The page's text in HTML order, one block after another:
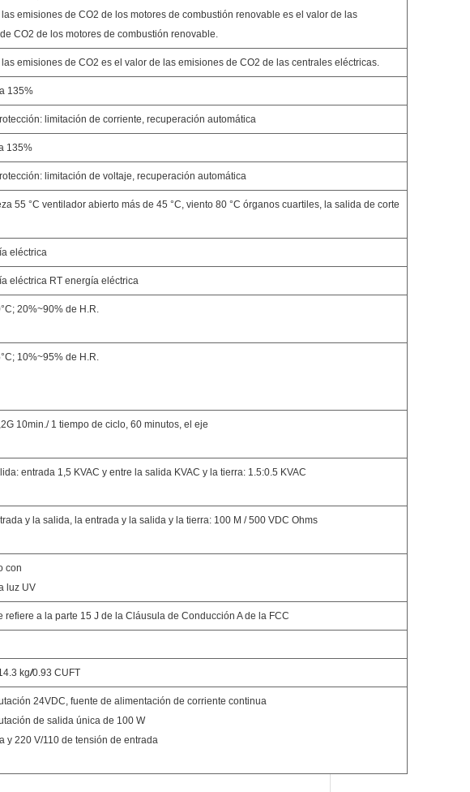
las emisiones de CO2 de los motores de combustión renovable es el valor de las
CO2 de los motores de combustión renovable.
las emisiones de CO2 es el valor de las emisiones de CO2 de las centrales eléctricas.
135%
limitación de corriente, recuperación automática
135%
limitación de voltaje, recuperación automática
55 °C ventilador abierto más de 45 °C, viento 80 °C órganos cuartiles, la salida de corte
eléctrica
eléctrica RT energía eléctrica
20%~90% de H.R.
10%~95% de H.R.
10min./ 1 tiempo de ciclo, 60 minutos, el eje
entrada 1,5 KVAC y entre la salida KVAC y la tierra: 1.5:0.5 KVAC
y la salida, la entrada y la salida y la tierra: 100 M / 500 VDC Ohms
con
luz UV
refiere a la parte 15 J de la Cláusula de Conducción A de la FCC
kg/0.93 CUFT
24VDC, fuente de alimentación de corriente continua
de salida única de 100 W
y 220 V/110 de tensión de entrada